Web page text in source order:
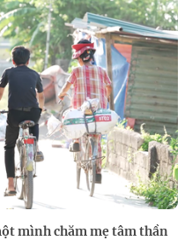
mình chăm mẹ tâm thần